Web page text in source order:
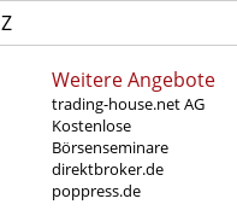
Z
Weitere Angebote
trading-house.net AG
Kostenlose
Börsenseminare
direktbroker.de
poppress.de